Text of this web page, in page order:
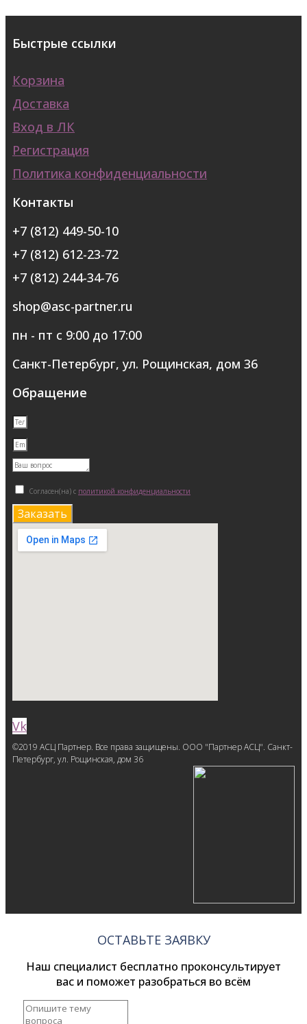
Быстрые ссылки
Корзина
Доставка
Вход в ЛК
Регистрация
Политика конфиденциальности
Контакты
+7 (812) 449-50-10
+7 (812) 612-23-72
+7 (812) 244-34-76
shop@asc-partner.ru
пн - пт с 9:00 до 17:00
Санкт-Петербург, ул. Рощинская, дом 36
Обращение
Согласен(на) с политикой конфиденциальности
Заказать
Vk
©2019 АСЦ Партнер. Все права защищены. ООО "Партнер АСЦ". Санкт-
Петербург, ул. Рощинская, дом 36
ОСТАВЬТЕ ЗАЯВКУ
Наш специалист бесплатно проконсультирует
вас и поможет разобраться во всём